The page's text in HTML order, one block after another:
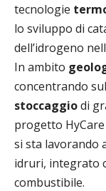
tecnologie
lo sviluppo di
dell’idrogeno
In ambito
concentrando
stoccaggiodi
progetto
si sta lavorando
idruri, integrato
combustibile.